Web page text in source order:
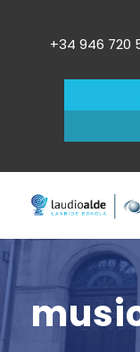
+34 946 720